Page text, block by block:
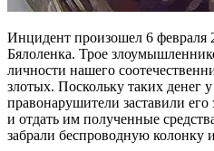
Инцидент произошел 6 февраля
Бялоленка. Трое
личности нашего
злотых. Поскольку таких денег у
правонарушители заставили
и отдать им полученные
забрали беспроводную колонку